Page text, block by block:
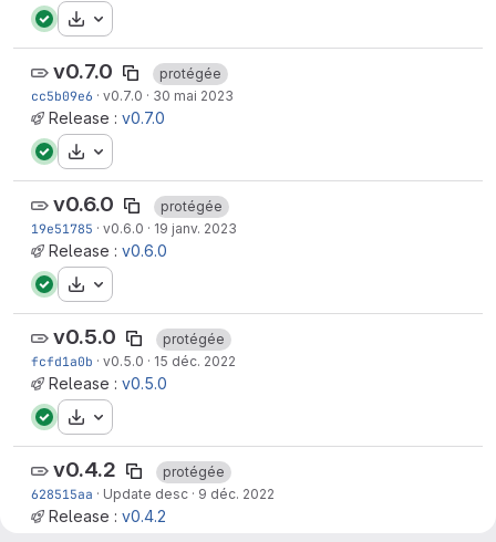
Télécharger
v0.7.0
protégée
cc5b09e6 · v0.7.0 · 30 mai 2023
Release : v0.7.0
Télécharger
v0.6.0
protégée
19e51785 · v0.6.0 · 19 janv. 2023
Release : v0.6.0
Télécharger
v0.5.0
protégée
fcfd1a0b · v0.5.0 · 15 déc. 2022
Release : v0.5.0
Télécharger
v0.4.2
protégée
628515aa · Update desc · 9 déc. 2022
Release : v0.4.2